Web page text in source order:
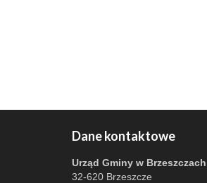
Dane kontaktowe
Urząd Gminy w Brzeszczach
32-620 Brzeszcze